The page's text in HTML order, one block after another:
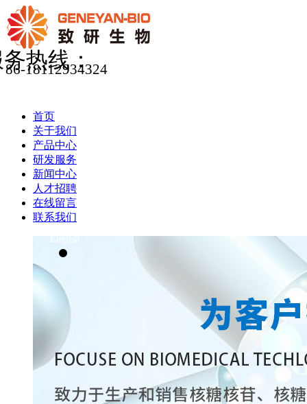
热线：
86-18112934324
首页
关于我们
产品中心
研发服务
新闻中心
人才招聘
在线留言
联系我们
English